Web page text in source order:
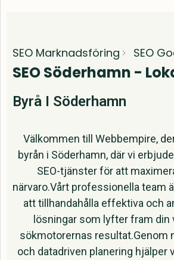
SEO Marknadsföring SEO
SEO Söderhamn -
Byrå I Söderhamn
Välkommen till Webbempire,
byrån i Söderhamn, där vi
SEO-tjänster för att
närvaro.Vårt professionella team
att tillhandahålla effektiva och
lösningar som lyfter fram din
sökmotorernas resultat.Genom
och datadriven planering hjälper